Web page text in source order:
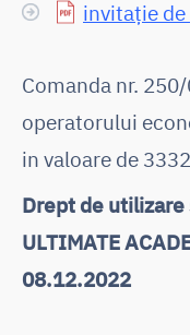
invitație
Comanda nr.
operatorului
in valoare de
Drept de utilizare
ULTIMATE
08.12.2022